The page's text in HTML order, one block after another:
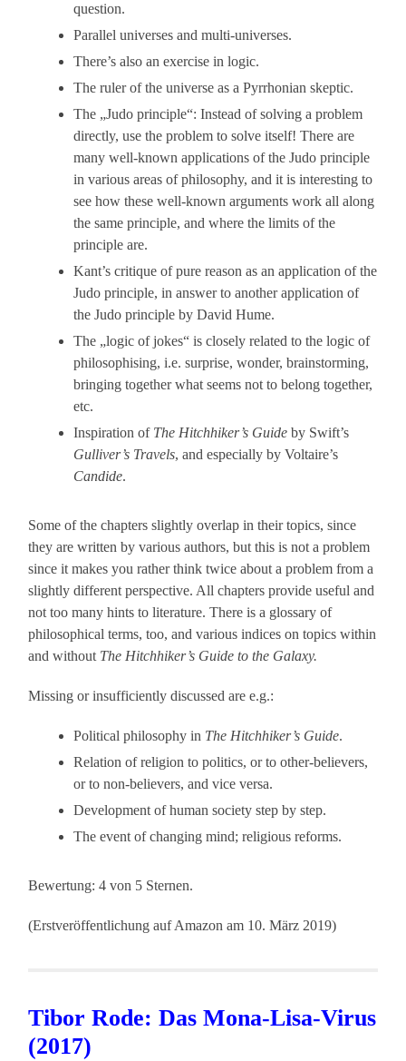
question.
Parallel universes and multi-universes.
There’s also an exercise in logic.
The ruler of the universe as a Pyrrhonian skeptic.
The „Judo principle“: Instead of solving a problem
directly, use the problem to solve itself! There are
many well-known applications of the Judo principle
in various areas of philosophy, and it is interesting to
see how these well-known arguments work all along
the same principle, and where the limits of the
principle are.
Kant’s critique of pure reason as an application of the
Judo principle, in answer to another application of
the Judo principle by David Hume.
The „logic of jokes“ is closely related to the logic of
philosophising, i.e. surprise, wonder, brainstorming,
bringing together what seems not to belong together,
etc.
Inspiration of The Hitchhiker’s Guide by Swift’s
Gulliver’s Travels, and especially by Voltaire’s
Candide.
Some of the chapters slightly overlap in their topics, since
they are written by various authors, but this is not a problem
since it makes you rather think twice about a problem from a
slightly different perspective. All chapters provide useful and
not too many hints to literature. There is a glossary of
philosophical terms, too, and various indices on topics within
and without The Hitchhiker’s Guide to the Galaxy.
Missing or insufficiently discussed are e.g.:
Political philosophy in The Hitchhiker’s Guide.
Relation of religion to politics, or to other-believers,
or to non-believers, and vice versa.
Development of human society step by step.
The event of changing mind; religious reforms.
Bewertung: 4 von 5 Sternen.
(Erstveröffentlichung auf Amazon am 10. März 2019)
Tibor Rode: Das Mona-Lisa-Virus
(2017)